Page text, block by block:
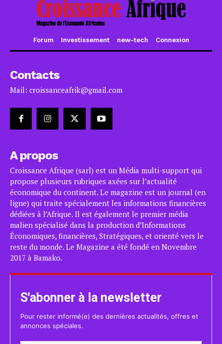
Forum Investissement new-tech Connexion
Contacts
Mail: croissanceafrik@gmail.com
A propos
Croissance Afrique (sarl) est un Média multi-support qui
propose plusieurs rubriques axées sur l’actualité
économique du continent. Le magazine est un journal (en
ligne) qui traite spécialement les informations financières
dédiées à l’Afrique. Il est également le premier média
malien spécialisé dans la production d’Informations
Économiques, financières, Stratégiques, et orienté vers le
reste du monde. Le Magazine a été fondé en Novembre
2017 à Bamako.
S'abonner à la newsletter
Pour rester informé(e) des dernières actualités, offres et
annonces spéciales.